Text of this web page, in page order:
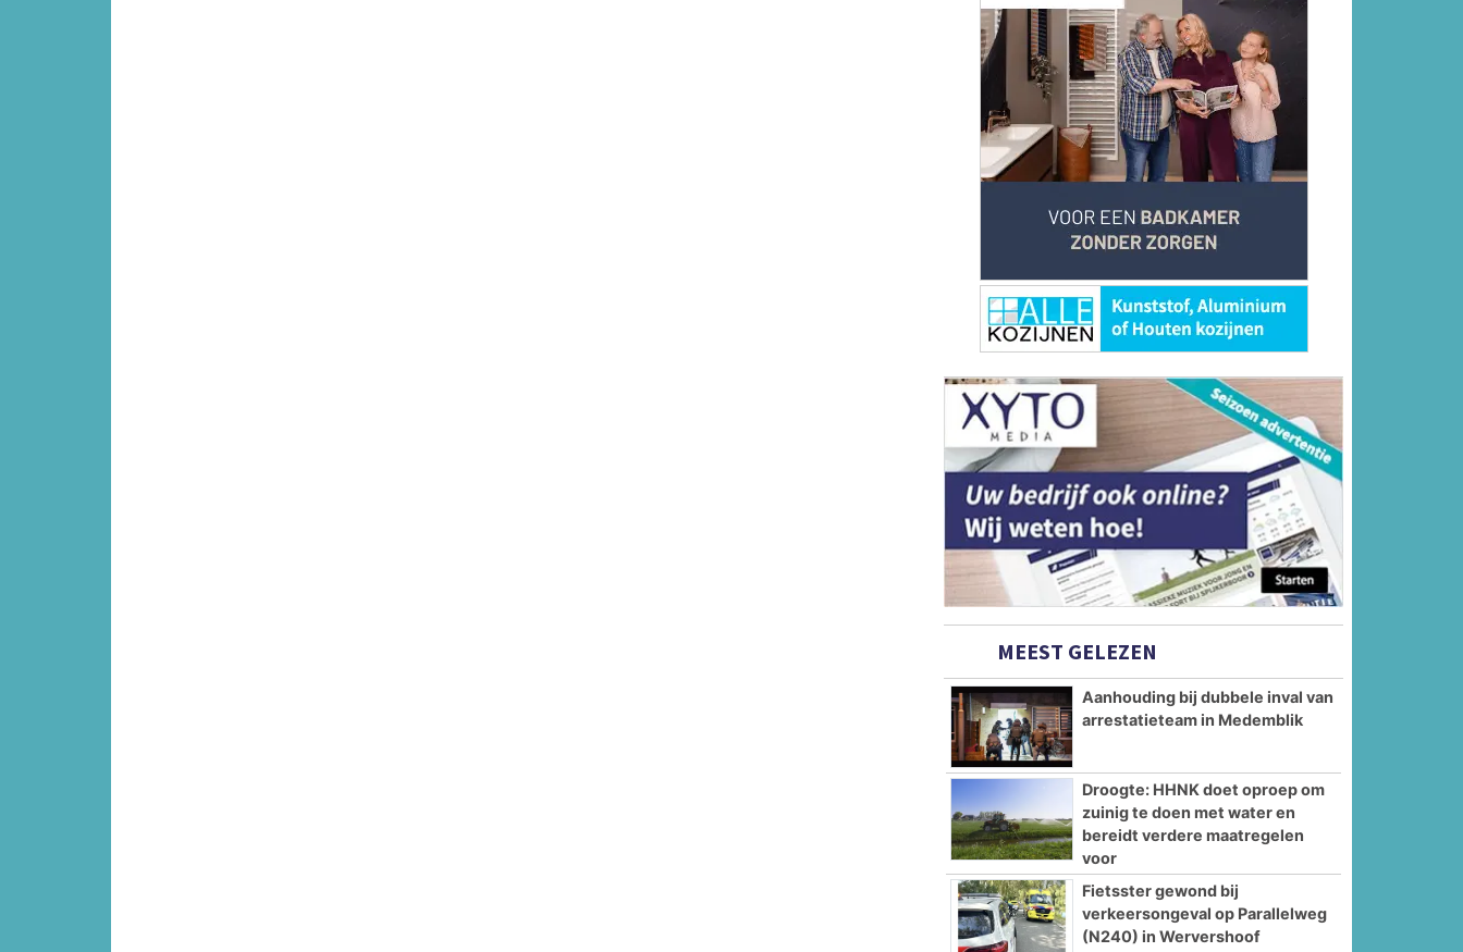
MEEST GELEZEN
Aanhouding bij dubbele inval van
arrestatieteam in Medemblik
Droogte: HHNK doet oproep om
zuinig te doen met water en
bereidt verdere maatregelen
voor
Fietsster gewond bij
verkeersongeval op Parallelweg
(N240) in Wervershoof